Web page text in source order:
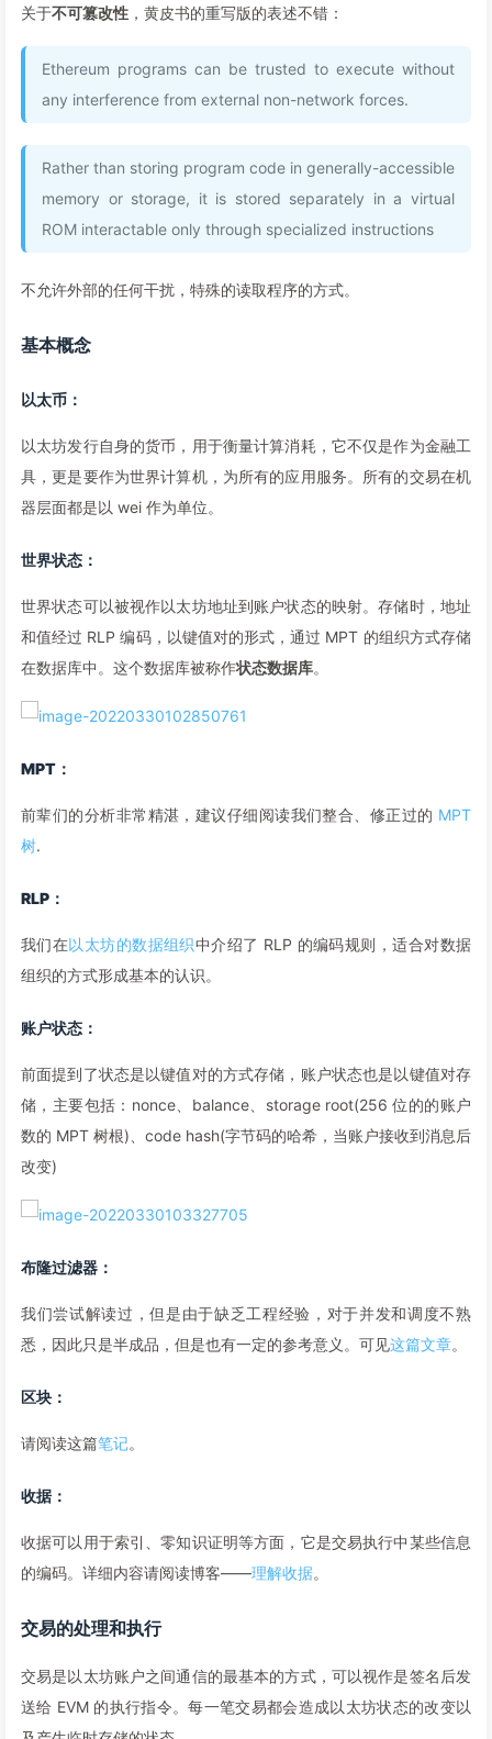
关于不可篡改性 ，黄皮书的重写版的表述不错：
Ethereum programs can be trusted to execute without
any interference from external non-network forces.
Rather than storing program code in generally-accessible
memory or storage, it is stored separately in a virtual
ROM interactable only through specialized instructions
不允许外部的任何干扰，特殊的读取程序的方式。
基本概念
以太币 ：
以太坊发行自身的货币，用于衡量计算消耗，它不仅是作为金融工
具，更是要作为世界计算机，为所有的应用服务。所有的交易在机
器层面都是以 wei 作为单位。
世界状态 ：
世界状态可以被视作以太坊地址到账户状态的映射。存储时，地址
和值经过 RLP 编码，以键值对的形式，通过 MPT 的组织方式存储
在数据库中。这个数据库被称作状态数据库。
MPT ：
前辈们的分析非常精湛，建议仔细阅读我们整合、修正过的 MPT
树.
RLP ：
我们在以太坊的数据组织中介绍了 RLP 的编码规则，适合对数据
组织的方式形成基本的认识。
账户状态 ：
前面提到了状态是以键值对的方式存储，账户状态也是以键值对存
储，主要包括：nonce、balance、storage root(256 位的的账户
数的 MPT 树根)、code hash(字节码的哈希，当账户接收到消息后
改变)
布隆过滤器 ：
我们尝试解读过，但是由于缺乏工程经验，对于并发和调度不熟
悉，因此只是半成品，但是也有一定的参考意义。可见这篇文章。
区块 ：
请阅读这篇笔记。
收据：
收据可以用于索引、零知识证明等方面，它是交易执行中某些信息
的编码。详细内容请阅读博客——理解收据。
交易的处理和执行
交易是以太坊账户之间通信的最基本的方式，可以视作是签名后发
送给 EVM 的执行指令。每一笔交易都会造成以太坊状态的改变以